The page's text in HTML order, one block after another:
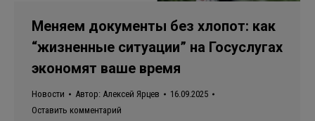
Меняем документы без хлопот: как
“жизненные ситуации” на Госуслугах
экономят ваше время
Новости Автор: Алексей Ярцев
16.09.2025
Оставить комментарий